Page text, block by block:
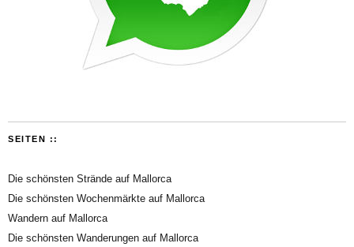
SEITEN ::
Die schönsten Strände auf Mallorca
Die schönsten Wochenmärkte auf Mallorca
Wandern auf Mallorca
Die schönsten Wanderungen auf Mallorca